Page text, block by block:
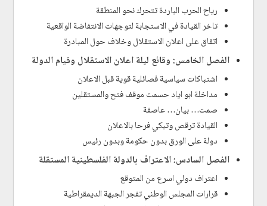
رياح الحرب الباردة تتحرك نحو المنطقة
تاخر القيادة في الاستجابة لتوجهات الانتفاضة الواقعية
اتفاق على اعلان الاستقلال وخلاف حول المبادرة
الفصل الخامس: وقائع ليلة اعلان الاستقلال وقيام الدولة
اشتباكات سياسية فصائلية قوية قبل الاعلان
مداخلة ابو اياد حسمت موقف فتح والمستقلين
صمت… بيان… عاصفة
القيادة ترقص وتبكي فرحا بالاعلان
دولة على الورق بدون حكومة وبدون رئيس
الفصل السادس: الاعتراف بالدولة الفلسطينية المستقلة
اعتراف دولي اسرع من المتوقع
قرارات المجلس الوطني تفجر الجبهة الديمقراطية